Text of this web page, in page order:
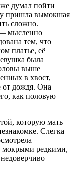
думал пойти
пришла вымокшая
сложно.
— мысленно
тем, что
платье, её
была
выше
в хвост,
от дождя. Она
как половую
которую мать
Слегка
мокрыми редкими,